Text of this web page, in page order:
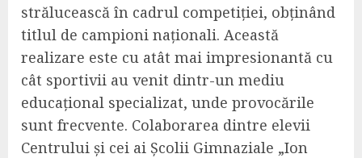
strălucească în cadrul competiției, obținând
titlul de campioni naționali. Această
realizare este cu atât mai impresionantă cu
cât sportivii au venit dintr-un mediu
educațional specializat, unde provocările
sunt frecvente. Colaborarea dintre elevii
Centrului și cei ai Școlii Gimnaziale „Ion